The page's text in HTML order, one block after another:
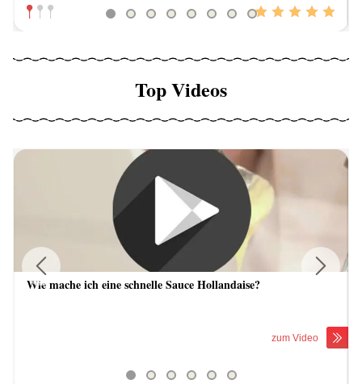
Top Videos
Wie mache ich eine schnelle Sauce Hollandaise?
zum Video
Previous